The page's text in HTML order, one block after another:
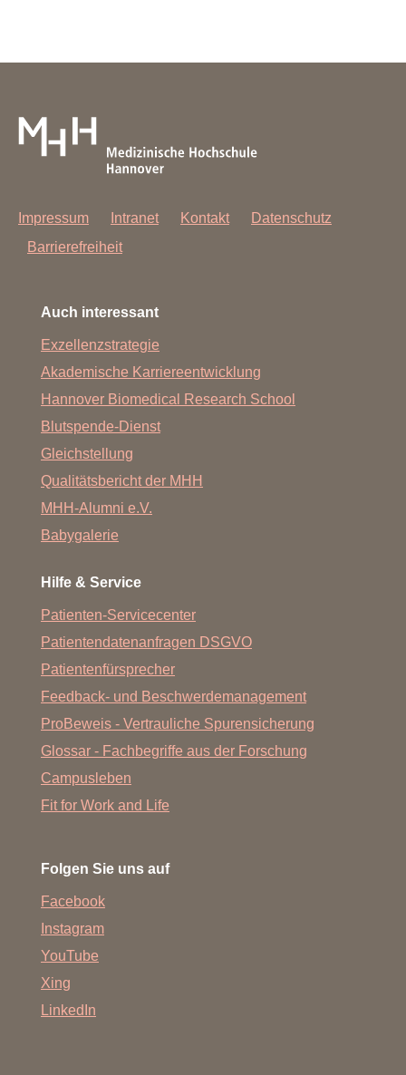
Impressum Intranet Kontakt
Datenschutz
Barrierefreiheit
Auch interessant
Exzellenzstrategie
Akademische Karriereentwicklung
Hannover Biomedical Research School
Blutspende-Dienst
Gleichstellung
Qualitätsbericht der MHH
MHH-Alumni e.V.
Babygalerie
Hilfe & Service
Patienten-Servicecenter
Patientendatenanfragen DSGVO
Patientenfürsprecher
Feedback- und Beschwerdemanagement
ProBeweis - Vertrauliche Spurensicherung
Glossar - Fachbegriffe aus der Forschung
Campusleben
Fit for Work and Life
Folgen Sie uns auf
Facebook
Instagram
YouTube
Xing
LinkedIn